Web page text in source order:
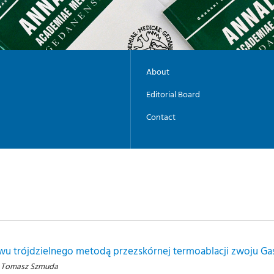
About
Editorial Board
Contact
trójdzielnego metodą przezskórnej termoablacji zwoju
Szmuda